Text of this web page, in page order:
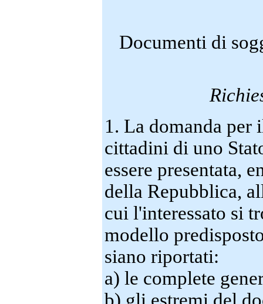
Documenti di
1. La domanda
cittadini di uno
essere presentata,
della Repubblica,
cui l'interessato si
modello
siano riportati:
a) le complete